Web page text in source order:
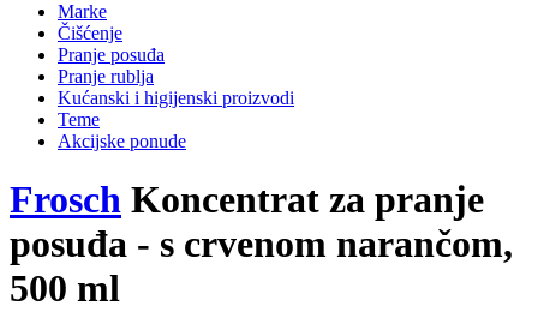
Marke
Čišćenje
Pranje posuđa
Pranje rublja
Kućanski i higijenski proizvodi
Teme
Akcijske ponude
Frosch Koncentrat za pranje
posuđa - s crvenom narančom,
500 ml